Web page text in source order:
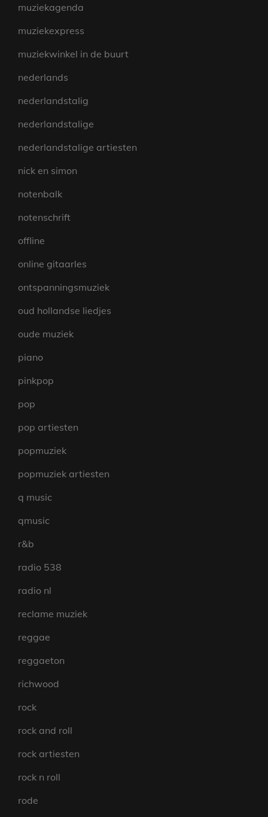
muziekagenda
muziekexpress
muziekwinkel in de buurt
nederlands
nederlandstalig
nederlandstalige
nederlandstalige artiesten
nick en simon
notenbalk
notenschrift
offline
online gitaarles
ontspanningsmuziek
oud hollandse liedjes
oude muziek
piano
pinkpop
pop
pop artiesten
popmuziek
popmuziek artiesten
q music
qmusic
r&b
radio 538
radio nl
reclame muziek
reggae
reggaeton
richwood
rock
rock and roll
rock artiesten
rock n roll
rode